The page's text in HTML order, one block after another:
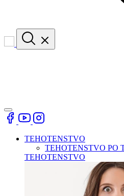
TEHOTENSTVO
TEHOTENSTVO PO
TEHOTENSTVO